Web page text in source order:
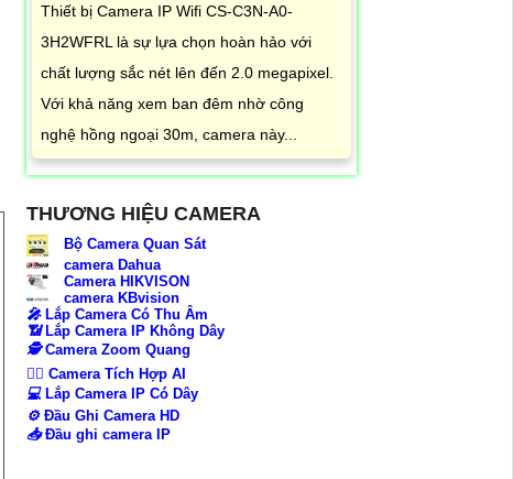
Thiết bị Camera IP Wifi CS-C3N-A0-
3H2WFRL là sự lựa chọn hoàn hảo với
chất lượng sắc nét lên đến 2.0 megapixel.
Với khả năng xem ban đêm nhờ công
nghệ hồng ngoại 30m, camera này...
THƯƠNG HIỆU CAMERA
Bộ Camera Quan Sát
camera Dahua
Camera HIKVISON
camera KBvision
️🎤️ Lắp Camera Có Thu Âm
📶 Lắp Camera IP Không Dây
🕵️Camera Zoom Quang
🧛‍♀️ Camera Tích Hợp AI
💻Lắp Camera IP Có Dây
⚙️Đầu Ghi Camera HD
📥Đầu ghi camera IP